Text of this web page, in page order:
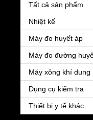
Tất cả sản phẩm
Nhiệt kế
Máy đo huyết áp
Máy đo đường
Máy xông khí dung
Dụng cụ kiểm tra
Thiết bị y tế khác
TAnganil 500mg/5ml
139.000đ